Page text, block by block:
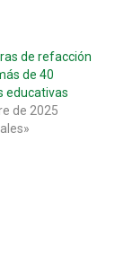
de refacción
de 40
educativas
de 2025